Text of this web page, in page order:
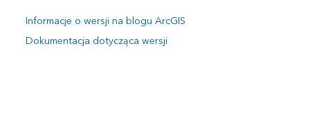
Informacje o wersji na blogu ArcGIS
Dokumentacja dotycząca wersji